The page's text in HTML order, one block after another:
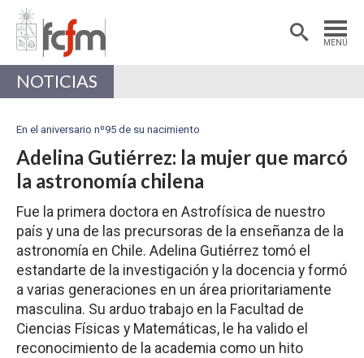
MENÚ
Estudiantes
Académicas/os
NOTICIAS
En el aniversario nº95 de su nacimiento
Adelina Gutiérrez: la mujer que marcó
la astronomía chilena
Fue la primera doctora en Astrofísica de nuestro
país y una de las precursoras de la enseñanza de la
astronomía en Chile. Adelina Gutiérrez tomó el
estandarte de la investigación y la docencia y formó
a varias generaciones en un área prioritariamente
masculina. Su arduo trabajo en la Facultad de
Ciencias Físicas y Matemáticas, le ha valido el
reconocimiento de la academia como un hito